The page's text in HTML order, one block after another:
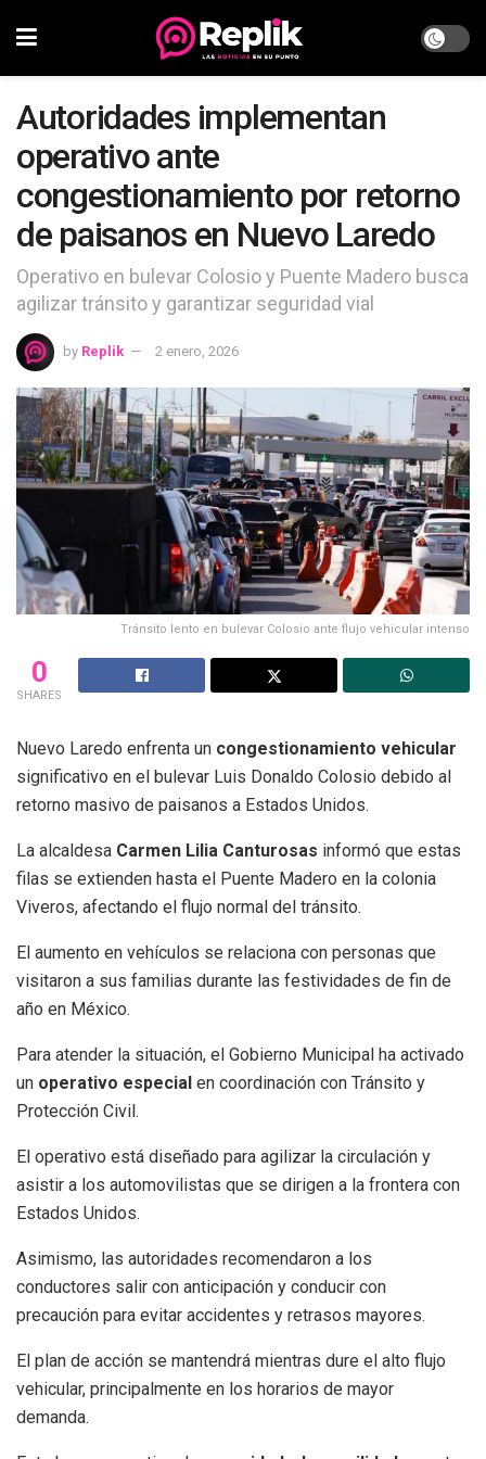
Autoridades implementan
operativo ante
congestionamiento por retorno
de paisanos en Nuevo Laredo
Operativo en bulevar Colosio y Puente Madero busca
agilizar tránsito y garantizar seguridad vial
by Replik 2 enero, 2026
Tránsito lento en bulevar Colosio ante flujo vehicular intenso
0
SHARES
Nuevo Laredo enfrenta un congestionamiento vehicular
significativo en el bulevar Luis Donaldo Colosio debido al
retorno masivo de paisanos a Estados Unidos.
La alcaldesa Carmen Lilia Canturosas informó que estas
filas se extienden hasta el Puente Madero en la colonia
Viveros, afectando el flujo normal del tránsito.
El aumento en vehículos se relaciona con personas que
visitaron a sus familias durante las festividades de fin de
año en México.
Para atender la situación, el Gobierno Municipal ha activado
un operativo especial en coordinación con Tránsito y
Protección Civil.
El operativo está diseñado para agilizar la circulación y
asistir a los automovilistas que se dirigen a la frontera con
Estados Unidos.
Asimismo, las autoridades recomendaron a los
conductores salir con anticipación y conducir con
precaución para evitar accidentes y retrasos mayores.
El plan de acción se mantendrá mientras dure el alto flujo
vehicular, principalmente en los horarios de mayor
demanda.